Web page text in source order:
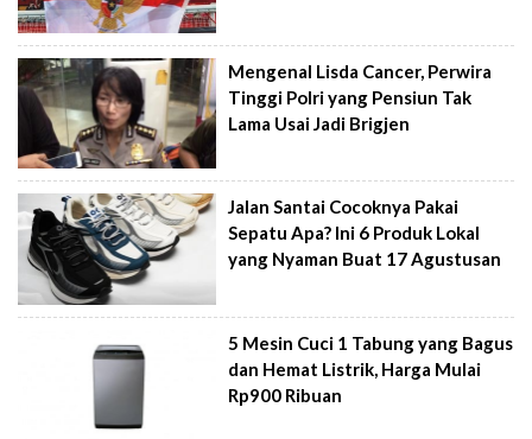
Mengenal Lisda Cancer, Perwira
Tinggi Polri yang Pensiun Tak
Lama Usai Jadi Brigjen
Jalan Santai Cocoknya Pakai
Sepatu Apa? Ini 6 Produk Lokal
yang Nyaman Buat 17 Agustusan
5 Mesin Cuci 1 Tabung yang Bagus
dan Hemat Listrik, Harga Mulai
Rp900 Ribuan